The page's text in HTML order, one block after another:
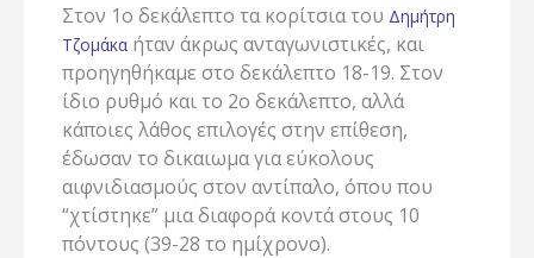
Στον 1ο δεκάλεπτο τα κορίτσια του Δημήτρη
Τζομάκαήταν άκρως ανταγωνιστικές, και
προηγηθήκαμε στο δεκάλεπτο 18-19. Στον
ίδιο ρυθμό και το 2ο δεκάλεπτο, αλλά
κάποιες λάθος επιλογές στην επίθεση,
έδωσαν το δικαιωμα για εύκολους
αιφνιδιασμούς στον αντίπαλο, όπου που
“χτίστηκε” μια διαφορά κοντά στους 10
πόντους (39-28 το ημίχρονο).